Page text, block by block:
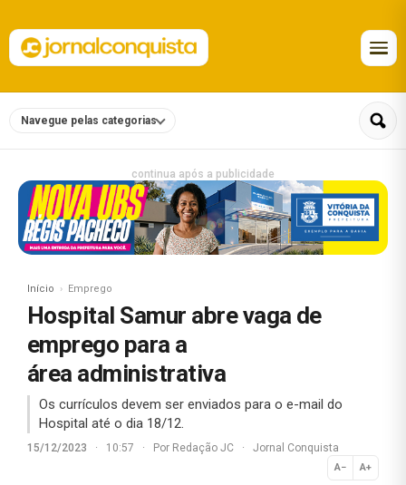
Navegue pelas categorias
continua após a publicidade
Início Emprego
Hospital Samur abre vaga de
emprego para a
área administrativa
Os currículos devem ser enviados para o e-mail do
Hospital até o dia 18/12.
15/12/2023 · 10:57 · Por Redação JC · Jornal Conquista
A− A+
Normal